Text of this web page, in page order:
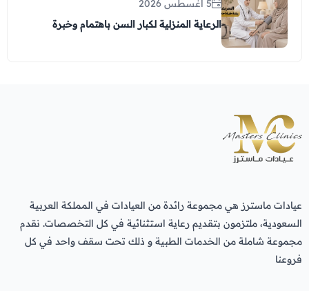
5 أغسطس 2026
الرعاية المنزلية لكبار السن باهتمام وخبرة
عيادات ماسترز هي مجموعة رائدة من العيادات في المملكة العربية
السعودية، ملتزمون بتقديم رعاية استثنائية في كل التخصصات. نقدم
مجموعة شاملة من الخدمات الطبية و ذلك تحت سقف واحد في كل
فروعنا